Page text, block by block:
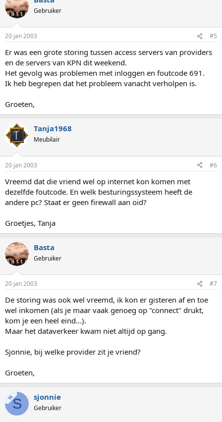
Gebruiker
20 jan 2003 #5
Er was een grote storing tussen access servers van providers
en de servers van KPN dit weekend.
Het gevolg was problemen met inloggen en foutcode 691.
Ik heb begrepen dat het probleem vanacht verholpen is.
Groeten,
Tanja1968
Meubilair
20 jan 2003 #6
Vreemd dat die vriend wel op internet kon komen met
dezelfde foutcode. En welk besturingssysteem heeft de
andere pc? Staat er geen firewall aan oid?
Groetjes, Tanja
Basta
Gebruiker
20 jan 2003 #7
De storing was ook wel vreemd, ik kon er gisteren af en toe
wel inkomen (als je maar vaak genoeg op "connect" drukt,
kom je een heel eind...).
Maar het dataverkeer kwam niet altijd op gang.
Sjonnie, bij welke provider zit je vriend?
Groeten,
TSS sjonnie
Gebruiker